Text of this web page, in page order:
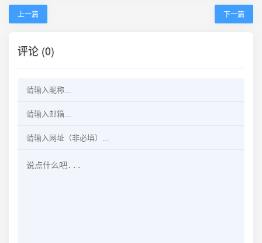
上一篇 下一篇
评论 (0)